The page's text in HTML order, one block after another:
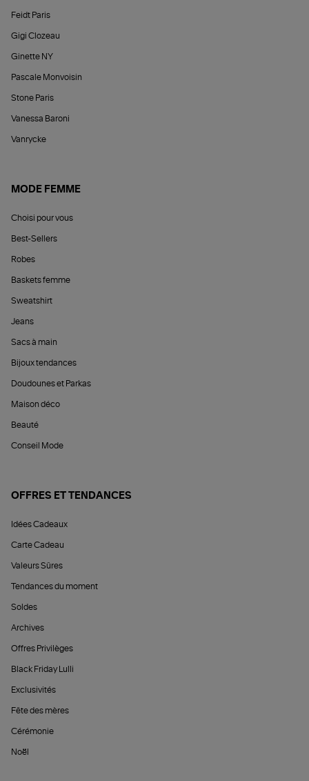
Feidt Paris
Gigi Clozeau
Ginette NY
Pascale Monvoisin
Stone Paris
Vanessa Baroni
Vanrycke
MODE FEMME
Choisi pour vous
Best-Sellers
Robes
Baskets femme
Sweatshirt
Jeans
Sacs à main
Bijoux tendances
Doudounes et Parkas
Maison déco
Beauté
Conseil Mode
OFFRES ET TENDANCES
Idées Cadeaux
Carte Cadeau
Valeurs Sûres
Tendances du moment
Soldes
Archives
Offres Privilèges
Black Friday Lulli
Exclusivités
Fête des mères
Cérémonie
Noël